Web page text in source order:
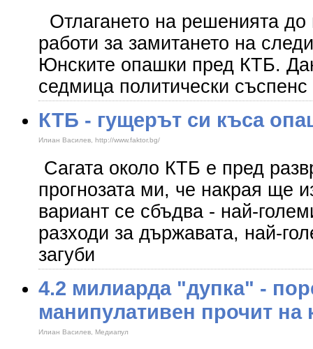
Отлагането на решенията до
работи за замитането на
Юнските опашки пред КТБ.
седмица политически съспенс
​КТБ - гущерът си къса
Илиан Василев, http://www.faktor.bg/
Сагата около КТБ е пред
прогнозата ми, че накрая ще
вариант се сбъдва - най-
разходи за държавата, най-
загуби
4.2 милиарда "дупка" -
манипулативен прочит на
Илиан Василев, Медиапул